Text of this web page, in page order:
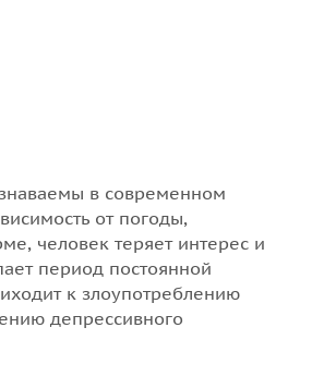
в современном
от погоды,
человек теряет интерес и
период постоянной
к злоупотреблению
депрессивного